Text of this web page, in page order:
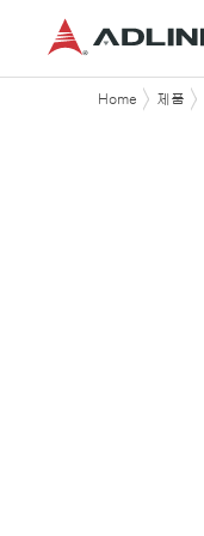
Home 제품